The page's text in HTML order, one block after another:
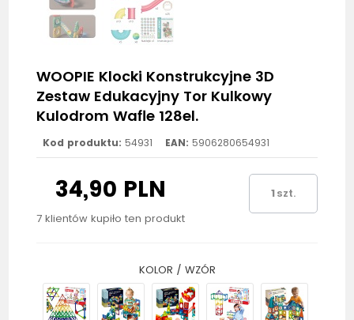
WOOPIE Klocki Konstrukcyjne 3D
Zestaw Edukacyjny Tor Kulkowy
Kulodrom Wafle 128el.
Kod produktu: 54931 EAN: 5906280654931
34,90 PLN
7 klientów kupiło ten produkt
szt.
KOLOR / WZÓR